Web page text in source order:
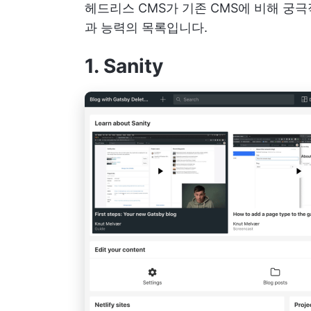
헤드리스 CMS가 기존 CMS에 비해 궁
과 능력의 목록입니다.
1. Sanity